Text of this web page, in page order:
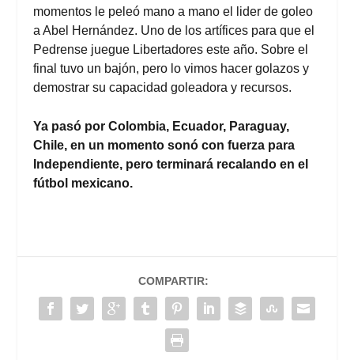
momentos le peleó mano a mano el lider de goleo
a Abel Hernández. Uno de los artífices para que el
Pedrense juegue Libertadores este año. Sobre el
final tuvo un bajón, pero lo vimos hacer golazos y
demostrar su capacidad goleadora y recursos.
Ya pasó por Colombia, Ecuador, Paraguay,
Chile, en un momento sonó con fuerza para
Independiente, pero terminará recalando en el
fútbol mexicano.
COMPARTIR: